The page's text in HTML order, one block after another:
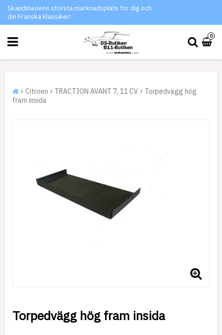
Skandinaviens största marknadsplats för dig och
din Franska klassiker!
0
Citroen TRACTION AVANT 7, 11 CV
Torpedvägg hög
fram insida
Torpedvägg hög fram insida